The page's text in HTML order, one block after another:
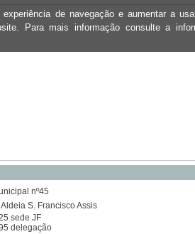
de navegação e aumentar a
Para mais informação consulte a
nº45
S. Francisco Assis
sede JF
delegação